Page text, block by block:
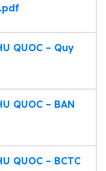
QUOC – Quy
QUOC – BAN
QUOC – BCTC